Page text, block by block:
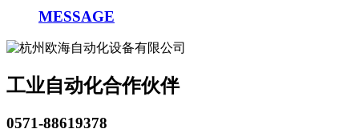
MESSAGE
工业自动化合作伙伴
0571-88619378